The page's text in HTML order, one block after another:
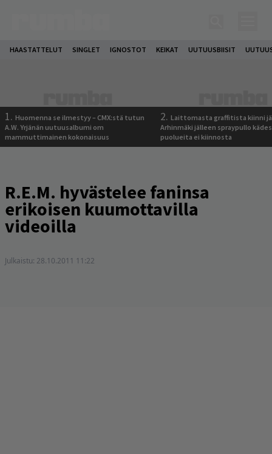
HAASTATTELUT SINGLET IGNOSTOT KEIKAT UUTUUSBIISIT
1. Huomenna se ilmestyy – CMX:stä tutun
A.W. Yrjänän uutuusalbumi om
mammuttimainen kokonaisuus
2. Laittomasta graffitista kiinni
Arhinmäki jälleen spraypullo
puolueita ei kiinnosta
R.E.M. hyvästelee faninsa
erikoisen kuumottavilla
videoilla
Julkaistu: 28.10.2011 11:22